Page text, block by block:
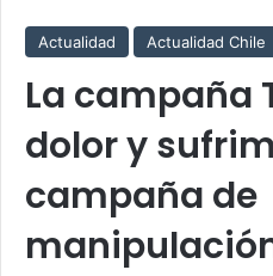
Actualidad Actualidad Chile
La campaña
dolor y
campaña de